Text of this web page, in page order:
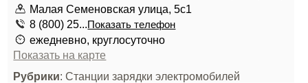
Малая Семеновская улица, 5с1
8 (800) 25...Показать телефон
ежедневно, круглосуточно
Показать на карте
Рубрики: Станции зарядки электромобилей